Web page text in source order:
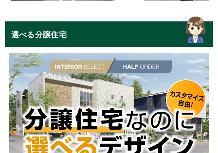
選べる分譲住宅